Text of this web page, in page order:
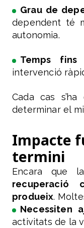
Grau de
dependent té
autonomia.
Temps fins
intervenció
Cada cas s’ha
determinar el
Impacte
termini
Encara que
recuperació
produeix.
Necessiten
activitats de la